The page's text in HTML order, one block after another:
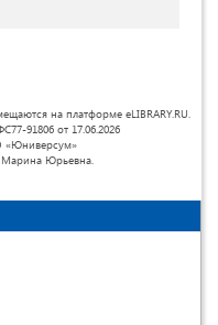
на платформе eLIBRARY.RU.
91806 от 17.06.2026
«Юниверсум»
Марина Юрьевна.